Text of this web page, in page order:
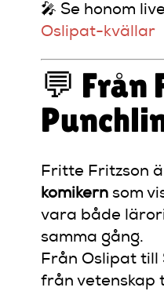
🎤 Se honom
Oslipat-kvällar
💬 Från
Fritte Fritzson
komikern som
vara både
samma gång.
Från Oslipat till
från vetenskap